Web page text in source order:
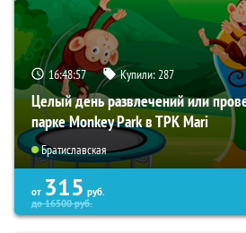
16:48:55 Купили:287
Целый день развлечений или
парке Monkey Park в ТРК Mari
Братиславская
от 315 руб.
до16500руб.